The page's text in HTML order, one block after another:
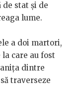
stat și de
lume.
a doi martori,
la care au fost
dintre
traverseze